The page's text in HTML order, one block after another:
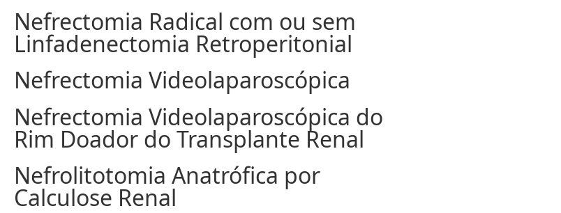
Nefrectomia Radical com ou sem
Linfadenectomia Retroperitonial
Nefrectomia Videolaparoscópica
Nefrectomia Videolaparoscópica do
Rim Doador do Transplante Renal
Nefrolitotomia Anatrófica por
Calculose Renal